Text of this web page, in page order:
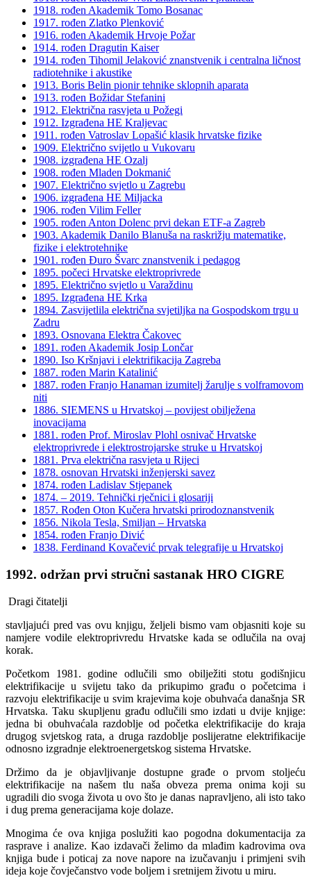
1918. rođen Akademik Tomo Bosanac
1917. rođen Zlatko Plenković
1916. rođen Akademik Hrvoje Požar
1914. rođen Dragutin Kaiser
1914. rođen Tihomil Jelaković znanstvenik i centralna ličnost
radiotehnike i akustike
1913. Boris Belin pionir tehnike sklopnih aparata
1913. rođen Božidar Stefanini
1912. Električna rasvjeta u Požegi
1912. Izgrađena HE Kraljevac
1911. rođen Vatroslav Lopašić klasik hrvatske fizike
1909. Električno svijetlo u Vukovaru
1908. izgrađena HE Ozalj
1908. rođen Mladen Dokmanić
1907. Električno svjetlo u Zagrebu
1906. izgrađena HE Miljacka
1906. rođen Vilim Feller
1905. rođen Anton Dolenc prvi dekan ETF-a Zagreb
1903. Akademik Danilo Blanuša na raskrižju matematike,
fizike i elektrotehnike
1901. rođen Đuro Švarc znanstvenik i pedagog
1895. počeci Hrvatske elektroprivrede
1895. Električno svjetlo u Varaždinu
1895. Izgrađena HE Krka
1894. Zasvijetlila električna svjetiljka na Gospodskom trgu u
Zadru
1893. Osnovana Elektra Čakovec
1891. rođen Akademik Josip Lončar
1890. Iso Kršnjavi i elektrifikacija Zagreba
1887. rođen Marin Katalinić
1887. rođen Franjo Hanaman izumitelj žarulje s volframovom
niti
1886. SIEMENS u Hrvatskoj – povijest obilježena
inovacijama
1881. rođen Prof. Miroslav Plohl osnivač Hrvatske
elektroprivrede i elektrostrojarske struke u Hrvatskoj
1881. Prva električna rasvjeta u Rijeci
1878. osnovan Hrvatski inženjerski savez
1874. rođen Ladislav Stjepanek
1874. – 2019. Tehnički rječnici i glosariji
1857. Rođen Oton Kučera hrvatski prirodoznanstvenik
1856. Nikola Tesla, Smiljan – Hrvatska
1854. rođen Franjo Divić
1838. Ferdinand Kovačević prvak telegrafije u Hrvatskoj
1992. održan prvi stručni sastanak HRO CIGRE
Dragi čitatelji
stavljajući pred vas ovu knjigu, željeli bismo vam objasniti koje su
namjere vodile elektroprivredu Hrvatske kada se odlučila na ovaj
korak.
Početkom 1981. godine odlučili smo obilježiti stotu godišnjicu
elektrifikacije u svijetu tako da prikupimo građu o početcima i
razvoju elektrifikacije u svim krajevima koje obuhvaća današnja SR
Hrvatska. Taku skupljenu građu odlučili smo izdati u dvije knjige:
jedna bi obuhvaćala razdoblje od početka elektrifikacije do kraja
drugog svjetskog rata, a druga razdoblje poslijeratne elektrifikacije
odnosno izgradnje elektroenergetskog sistema Hrvatske.
Držimo da je objavljivanje dostupne građe o prvom stoljeću
elektrifikacije na našem tlu naša obveza prema onima koji su
ugradili dio svoga života u ovo što je danas napravljeno, ali isto tako
i dug prema generacijama koje dolaze.
Mnogima će ova knjiga poslužiti kao pogodna dokumentacija za
rasprave i analize. Kao izdavači želimo da mlađim kadrovima ova
knjiga bude i poticaj za nove napore na izučavanju i primjeni svih
ideja koje čovječanstvo vode boljem i sretnijem životu u miru.